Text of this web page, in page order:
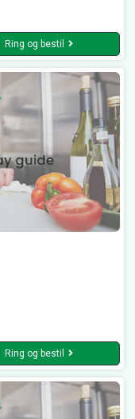
Ring og bestil
Ring og bestil